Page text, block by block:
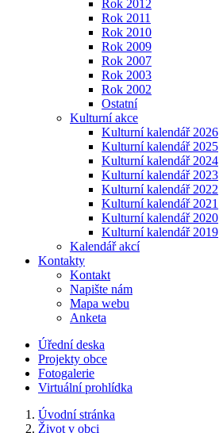
Rok 2012
Rok 2011
Rok 2010
Rok 2009
Rok 2007
Rok 2003
Rok 2002
Ostatní
Kulturní akce
Kulturní kalendář 2026
Kulturní kalendář 2025
Kulturní kalendář 2024
Kulturní kalendář 2023
Kulturní kalendář 2022
Kulturní kalendář 2021
Kulturní kalendář 2020
Kulturní kalendář 2019
Kalendář akcí
Kontakty
Kontakt
Napište nám
Mapa webu
Anketa
Úřední deska
Projekty obce
Fotogalerie
Virtuální prohlídka
Úvodní stránka
Život v obci